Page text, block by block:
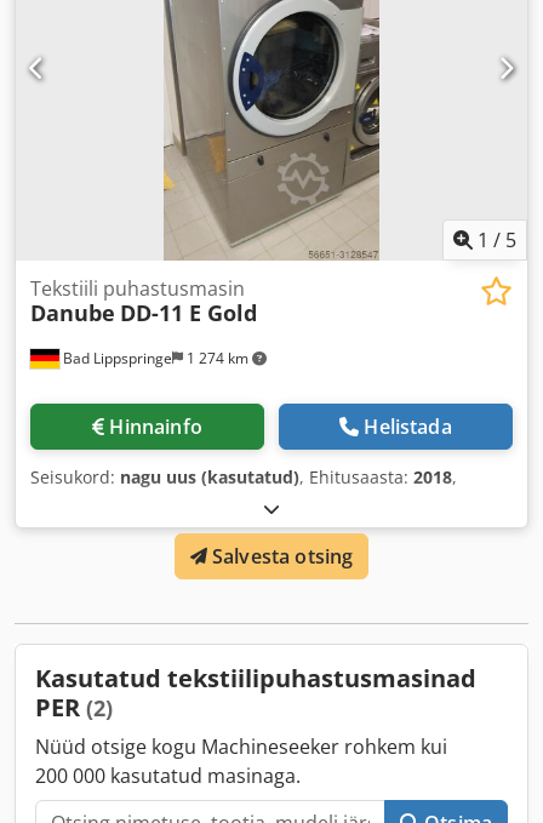
1 / 5
Bad Lippspringe 1 274 km
Tekstiili puhastusmasin
Danube DD-11 E Gold
Hinnainfo Helistada
Seisukord: nagu uus (kasutatud), Ehitusaasta: 2018,
Salvesta otsing
Kasutatud tekstiilipuhastusmasinad
PER (2)
Nüüd otsige kogu Machineseeker rohkem kui
200 000 kasutatud masinaga.